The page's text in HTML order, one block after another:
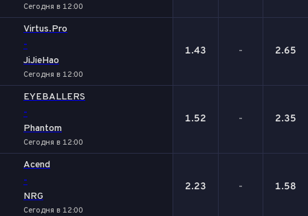
Сегодня в 12:00
Virtus.Pro
-
JiJieHao
Сегодня в 12:00
1.43 - 2.65
EYEBALLERS
-
Phantom
Сегодня в 12:00
1.52 - 2.35
Acend
-
NRG
Сегодня в 12:00
2.23 - 1.58